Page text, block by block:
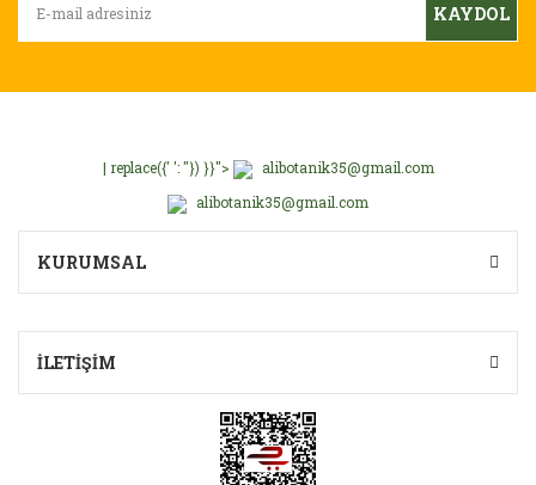
KAYDOL
| replace({' ': ''}) }}">
alibotanik35@gmail.com
alibotanik35@gmail.com
KURUMSAL
İLETİŞİM